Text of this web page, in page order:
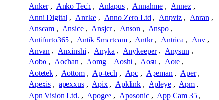
Anker , Anko Tech , Anlapus , Annahme , Annez ,
Anni Digital , Annke , Anno Zero Ltd , Anpviz , Anran ,
Anscam , Ansice , Ansjer , Anson , Anspo ,
Antifurto365 , Antik Smartcam , Antkr , Antrica , Anv ,
Anvan , Anxinshi , Anyka , Anykeeper , Anysun ,
Aobo , Aochan , Aomg , Aoshi , Aosu , Aote ,
Aotetek , Aottom , Ap-tech , Apc , Apeman , Aper ,
Apexis , apexxus , Apix , Apklink , Apleye , Apm ,
Apn Vision Ltd. , Apogee , Aposonic , App Cam 35 ,